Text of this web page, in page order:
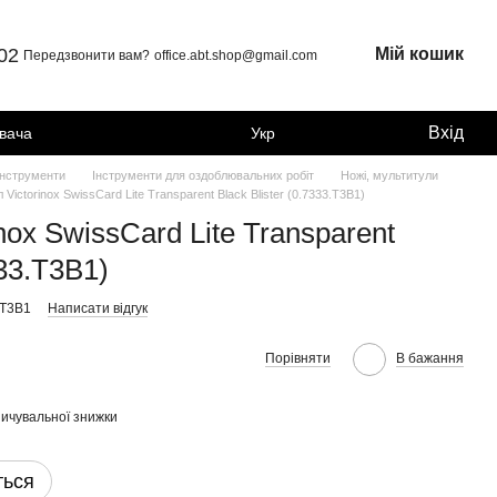
Передзвонити вам? office.abt.shop@gmail.com Мій кошик
Укр Вхід
Інструменти для оздоблювальних робіт
Ножі, мультитули
Victorinox SwissCard Lite Transparent Black Blister (0.7333.T3B1)
SwissCard Lite Transparent
Написати відгук
Порівняти В бажання
знижки